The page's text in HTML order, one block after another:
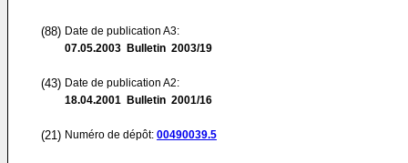
(88) Date de publication A3:
07.05.2003 Bulletin 2003/19
(43) Date de publication A2:
18.04.2001 Bulletin 2001/16
(21) Numéro de dépôt: 00490039.5